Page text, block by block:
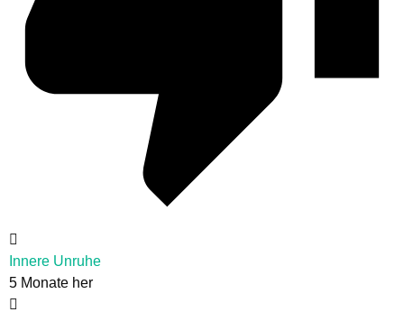
Innere Unruhe
5 Monate her